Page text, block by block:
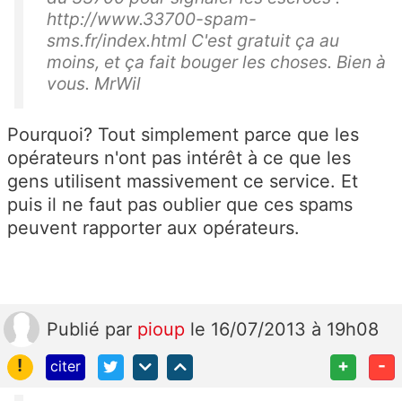
http://www.33700-spam-
sms.fr/index.html C'est gratuit ça au
moins, et ça fait bouger les choses. Bien à
vous. MrWil
Pourquoi? Tout simplement parce que les
opérateurs n'ont pas intérêt à ce que les
gens utilisent massivement ce service. Et
puis il ne faut pas oublier que ces spams
peuvent rapporter aux opérateurs.
Publié par pioup le 16/07/2013 à 19h08
!
citer + -